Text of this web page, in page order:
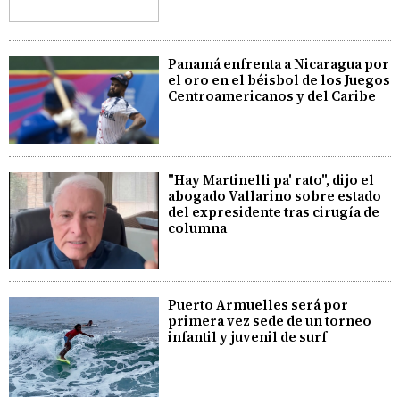
Panamá enfrenta a Nicaragua por
el oro en el béisbol de los Juegos
Centroamericanos y del Caribe
"Hay Martinelli pa' rato", dijo el
abogado Vallarino sobre estado
del expresidente tras cirugía de
columna
Puerto Armuelles será por
primera vez sede de un torneo
infantil y juvenil de surf